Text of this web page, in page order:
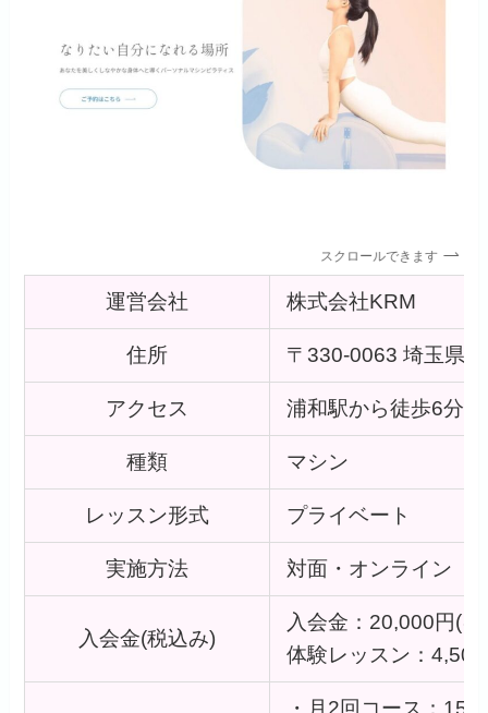
スクロールできます
運営会社 株式会社KRM
住所 〒330-0063 埼玉県
アクセス 浦和駅から徒歩6分
種類 マシン
レッスン形式 プライベート
実施方法 対面・オンライン
入会金(税込み)
入会金：20,000円(
体験レッスン：